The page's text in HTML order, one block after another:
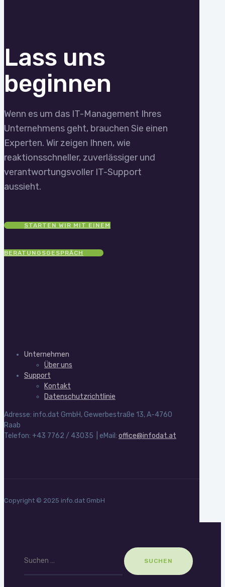
Lass uns
beginnen
Wenn es um das IT-Management Ihres
Unternehmens geht, brauchen Sie einen
Experten. Wir zeigen Ihnen, wie
reaktionsschneller, zuverlässiger und
verantwortungsvoller IT-Support
aussieht.
STARTEN WIR MIT EINEM
BERATUNGSGESPRÄCH
Unternehmen
Über uns
Support
Kontakt
Datenschutzrichtlinie
Adresse: info.dat GmbH, Gewerbestraße 13, A-4760
Raab
Telefon: +43 7762 / 43035 | eMail: office@infodat.at
Copyright © 2025 info.dat GmbH
nach: